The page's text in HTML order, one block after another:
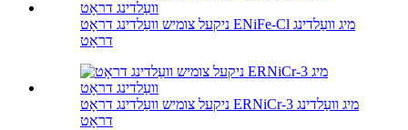
ניקעל צומיש וועַלדינג דראָט ENiFe-Cl מיג וועַלדינג
דראָט
ניקעל צומיש וועַלדינג דראָט ERNiCr-3 מיג וועַלדינג
דראָט